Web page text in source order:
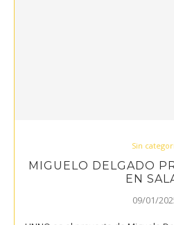
Sin
MIGUELO DELGADO
EN
09/01/